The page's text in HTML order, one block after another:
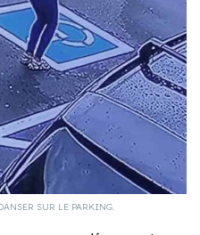
SUR LE PARKING.